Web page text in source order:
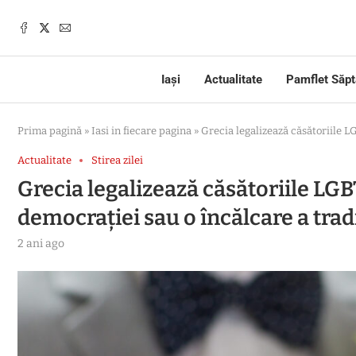
Iași Actualitate Pamflet
Prima pagină » Iasi in fiecare pagina » Grecia legalizează căsătoriile
Actualitate Stirea zilei
Grecia legalizează căsătoriile
democrației sau o încălcare a
2 ani ago